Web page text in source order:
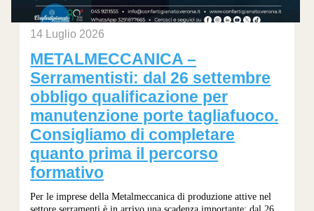
14 Luglio 2026
METALMECCANICA –
Serramentisti: dal 26 settembre
obbligo qualificazione per
manutenzione porte tagliafuoco.
Consigliamo di completare
quanto prima il percorso
formativo
Per le imprese della Metalmeccanica di produzione attive nel